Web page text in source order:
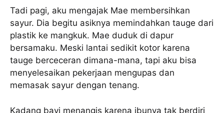
Tadi pagi, aku mengajak Mae membersihkan
sayur. Dia begitu asiknya memindahkan tauge dari
plastik ke mangkuk. Mae duduk di dapur
bersamaku. Meski lantai sedikit kotor karena
tauge berceceran dimana-mana, tapi aku bisa
menyelesaikan pekerjaan mengupas dan
memasak sayur dengan tenang.
Kadang bayi menangis karena ibunya tak berdiri